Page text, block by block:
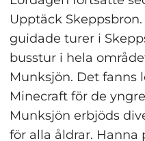
Upptäck
guidade turer i
busstur i hela
Munksjön. Det fanns
Minecraft för de
Munksjön erbjöds
för alla åldrar. Hanna